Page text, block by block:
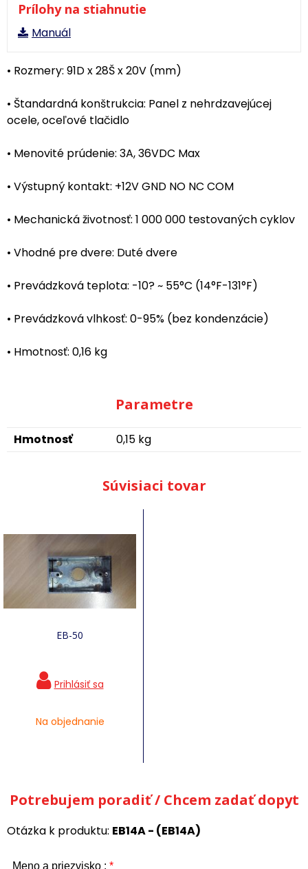
Prílohy na stiahnutie
Manuál
• Rozmery: 91D x 28Š x 20V (mm)
• Štandardná konštrukcia: Panel z nehrdzavejúcej
ocele, oceľové tlačidlo
• Menovité prúdenie: 3A, 36VDC Max
• Výstupný kontakt: +12V GND NO NC COM
• Mechanická životnosť: 1 000 000 testovaných cyklov
• Vhodné pre dvere: Duté dvere
• Prevádzková teplota: -10? ~ 55°C (14°F-131°F)
• Prevádzková vlhkosť: 0-95% (bez kondenzácie)
• Hmotnosť: 0,16 kg
Parametre
Hmotnosť 0,15 kg
Súvisiaci tovar
EB-50
Na objednanie
Potrebujem poradiť / Chcem zadať dopyt
Otázka k produktu: EB14A - (EB14A)